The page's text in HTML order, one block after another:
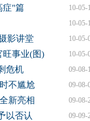
10-05-
症"篇
10-05-
10-05-
影讲堂
10-05-
旺事业(图)
09-08-
危机
09-08-
不尴尬
09-08-
新亮相
09-09-
以否认